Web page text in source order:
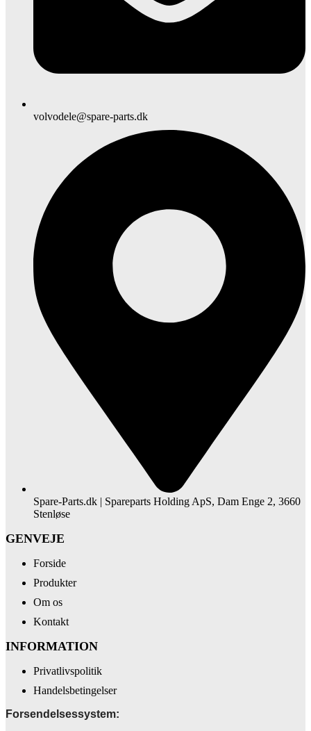
volvodele@spare-parts.dk
Spare-Parts.dk | Spareparts Holding ApS, Dam Enge 2, 3660
Stenløse
GENVEJE
Forside
Produkter
Om os
Kontakt
INFORMATION
Privatlivspolitik
Handelsbetingelser
Forsendelsessystem: